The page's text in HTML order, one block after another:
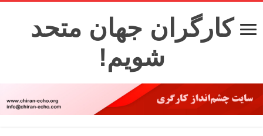
کارگران جهان متحد
شویم!